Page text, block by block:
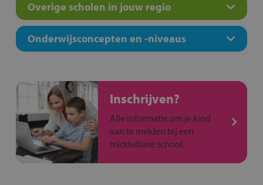
Overige scholen in jouw regio
Onderwijsconcepten en -niveaus
Inschrijven?
Alle informatie om je kind
aan te melden bij een
middelbare school.